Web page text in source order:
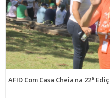
AFID Com Casa Cheia na 22ª